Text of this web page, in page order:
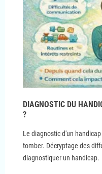
DIAGNOSTIC DU
?
Le diagnostic d'un
tomber. Décryptage des
diagnostiquer un handicap.